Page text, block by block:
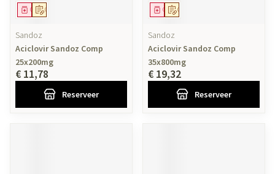
Op voorschrift
Geneesmiddel
Sandoz
Aciclovir Sandoz Comp
25x200mg
€ 11,78
Reserveer
Op voorschrift
Geneesmiddel
Sandoz
Aciclovir Sandoz Comp
35x800mg
€ 19,32
Reserveer